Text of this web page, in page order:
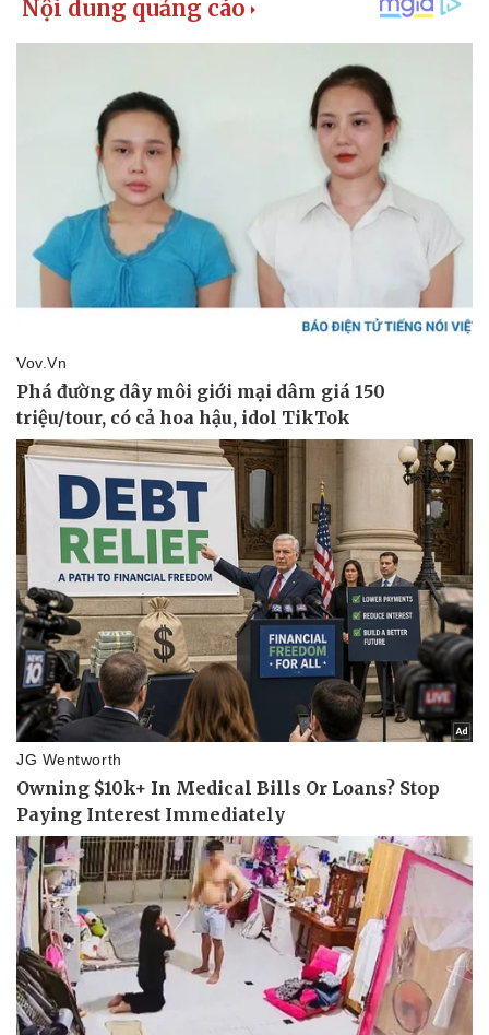
Lịch thi đấu bóng đá
Thế giới thể thao
Hậu trường
Ô tô - Xe máy
Xe máy
Tư vấn